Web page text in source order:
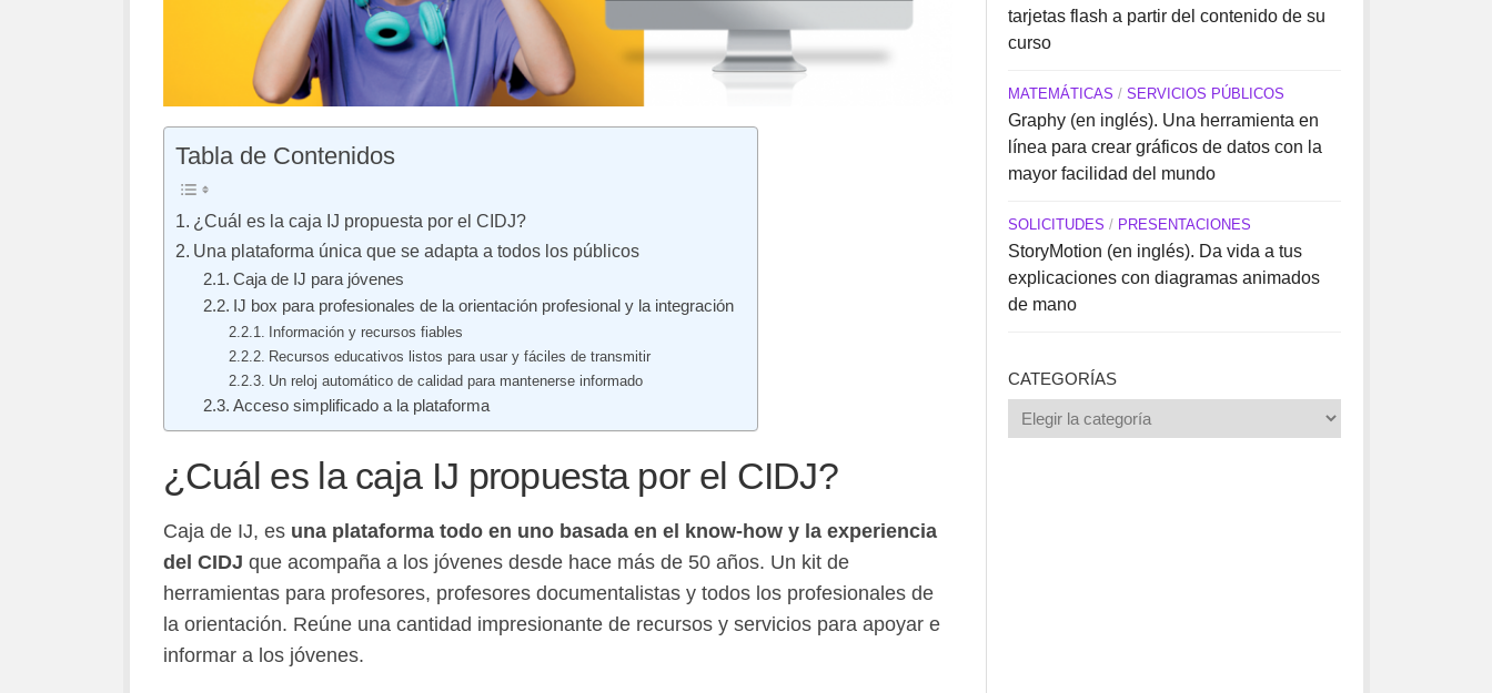
Tabla de Contenidos
¿Cuál es la caja IJ propuesta por el CIDJ?
Una plataforma única que se adapta a todos los públicos
Caja de IJ para jóvenes
IJ box para profesionales de la orientación profesional y la integración
Información y recursos fiables
Recursos educativos listos para usar y fáciles de transmitir
Un reloj automático de calidad para mantenerse informado
Acceso simplificado a la plataforma
¿Cuál es la caja IJ propuesta por el CIDJ?
Caja de IJ, es una plataforma todo en uno basada en el know-how y la experiencia
del CIDJ que acompaña a los jóvenes desde hace más de 50 años. Un kit de
herramientas para profesores, profesores documentalistas y todos los profesionales de
la orientación. Reúne una cantidad impresionante de recursos y servicios para apoyar e
informar a los jóvenes.
tarjetas flash a partir del contenido de su
curso
MATEMÁTICAS / SERVICIOS PÚBLICOS
Graphy (en inglés). Una herramienta en
línea para crear gráficos de datos con la
mayor facilidad del mundo
SOLICITUDES / PRESENTACIONES
StoryMotion (en inglés). Da vida a tus
explicaciones con diagramas animados
de mano
CATEGORÍAS
Categorías